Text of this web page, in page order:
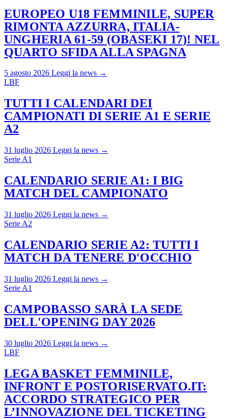
EUROPEO U18 FEMMINILE, SUPER
RIMONTA AZZURRA, ITALIA-
UNGHERIA 61-59 (OBASEKI 17)! NEL
QUARTO SFIDA ALLA SPAGNA
5 agosto 2026 Leggi la news →
LBF
TUTTI I CALENDARI DEI
CAMPIONATI DI SERIE A1 E SERIE
A2
31 luglio 2026 Leggi la news →
Serie A1
CALENDARIO SERIE A1: I BIG
MATCH DEL CAMPIONATO
31 luglio 2026 Leggi la news →
Serie A2
CALENDARIO SERIE A2: TUTTI I
MATCH DA TENERE D'OCCHIO
31 luglio 2026 Leggi la news →
Serie A1
CAMPOBASSO SARÀ LA SEDE
DELL'OPENING DAY 2026
30 luglio 2026 Leggi la news →
LBF
LEGA BASKET FEMMINILE,
INFRONT E POSTORISERVATO.IT:
ACCORDO STRATEGICO PER
L’INNOVAZIONE DEL TICKETING